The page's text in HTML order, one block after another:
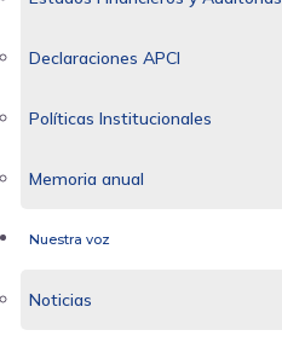
Declaraciones APCI
Políticas Institucionales
Memoria anual
Nuestra voz
Noticias